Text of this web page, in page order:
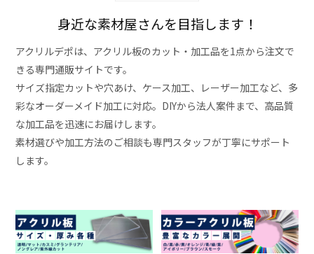
身近な素材屋さんを目指します！
アクリルデポは、アクリル板のカット・加工品を1点から注文で
きる専門通販サイトです。
サイズ指定カットや穴あけ、ケース加工、レーザー加工など、多
彩なオーダーメイド加工に対応。DIYから法人案件まで、高品質
な加工品を迅速にお届けします。
素材選びや加工方法のご相談も専門スタッフが丁寧にサポート
します。